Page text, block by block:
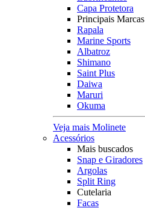
Capa Protetora
Principais Marcas
Rapala
Marine Sports
Albatroz
Shimano
Saint Plus
Daiwa
Maruri
Okuma
Veja mais Molinete
Acessórios
Mais buscados
Snap e Giradores
Argolas
Split Ring
Cutelaria
Facas